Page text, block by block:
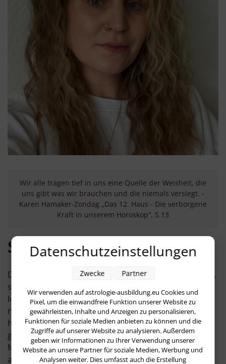
Wir alle tragen tief in uns eine Quelle der Weisheit, die
uns gibt was wir brauchen und die niemals versiegt. -
Karen Hamaker-Zondag „Das 12. Haus - Die verborgene
Kraft in unserem Horoskop“, S.13
Svenja Karadag
Die schlimmsten Dinge, die mir im Leben passiert sind,
sind aus massiven Selbstwertproblemen entstanden.
Ich habe die Hinweise, die mir das Leben gegeben hat,
nicht verstanden – bis ich gezwungen war,
hinzuschauen. Früher habe ich verschiedene Jobs
gehabt und schließlich eine Ausbildung im
Marketingbereich gemacht. Heute widme ich mich
ausschließlich der Astrologie und meinen Kindern. Die
Datenschutzeinstellungen
Wir verwenden auf astrologie-ausbildung.eu Cookies und
Pixel, um die einwandfreie Funktion unserer Website zu
gewährleisten, Inhalte und Anzeigen zu personalisieren,
Funktionen für soziale Medien anbieten zu können und die
Zugriffe auf unserer Website zu analysieren. Außerdem
geben wir Informationen zu Ihrer Verwendung unserer
Website an unsere Partner für soziale Medien, Werbung und
Analysen weiter. Dies umfasst auch die Erstellung
Zwecke Partner